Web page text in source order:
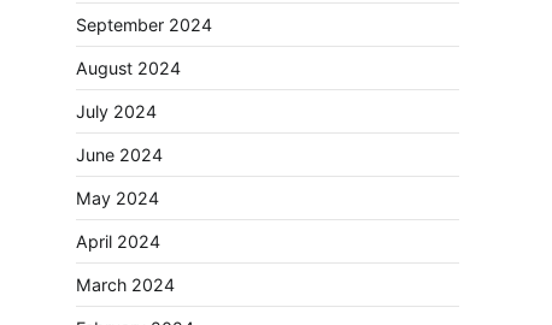
September 2024
August 2024
July 2024
June 2024
May 2024
April 2024
March 2024